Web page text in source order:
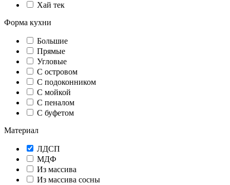
Хай тек
Форма кухни
Большие
Прямые
Угловые
С островом
С подоконником
С мойкой
С пеналом
С буфетом
Материал
ЛДСП
МДФ
Из массива
Из массива сосны